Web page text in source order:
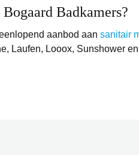
Badkamers?
aanbod aansanitair
Laufen, Looox, Sunshower